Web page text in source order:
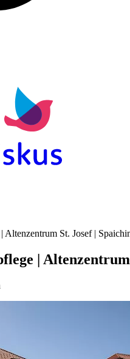
St. Josef |
| Altenzentrum